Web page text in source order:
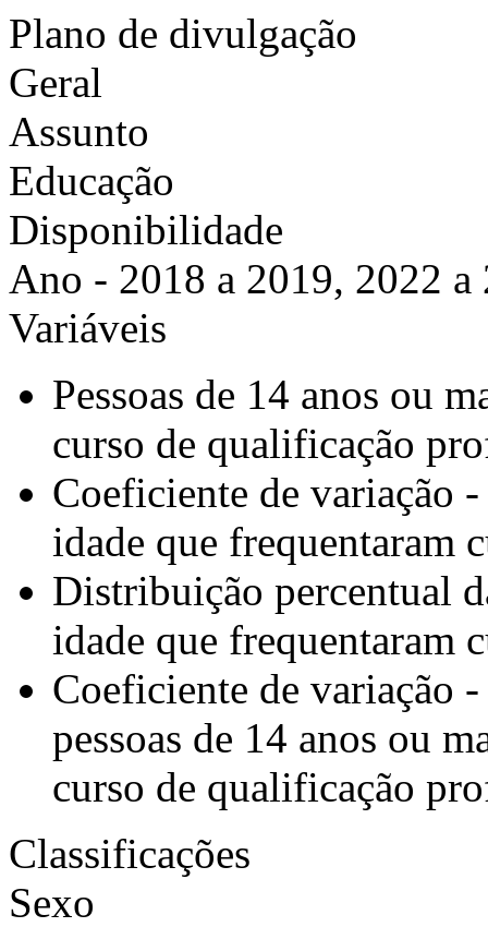
Plano de divulgação
Geral
Assunto
Educação
Disponibilidade
Ano - 2018 a 2019, 2022 a
Variáveis
Pessoas de 14 anos ou
curso de qualificação
Coeficiente de variação -
idade que frequentaram
Distribuição percentual
idade que frequentaram
Coeficiente de variação
pessoas de 14 anos ou
curso de qualificação
Classificações
Sexo